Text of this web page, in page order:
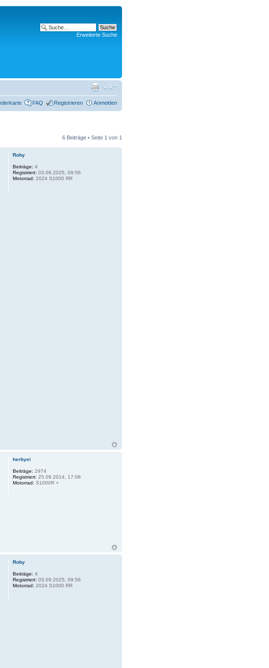
Erweiterte Suche
FAQ Registrieren Anmelden
6 Beiträge • Seite 1 von 1
Roby
Beiträge: 4
Registriert: 03.09.2025, 09:56
Motorrad: 2024 S1000 RR
herbyei
Beiträge: 2974
Registriert: 25.09.2014, 17:08
Motorrad: S1000R +
Roby
Beiträge: 4
Registriert: 03.09.2025, 09:56
Motorrad: 2024 S1000 RR